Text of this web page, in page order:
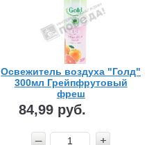
Освежитель воздуха "Голд"
300мл Грейпфрутовый
фреш
84,99 руб.